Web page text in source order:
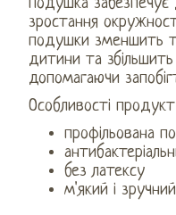
Подушка
зростання
подушки зменшить
дитини та
допомагаючи
Особливості
профільована
без латексу
м'який і зручний